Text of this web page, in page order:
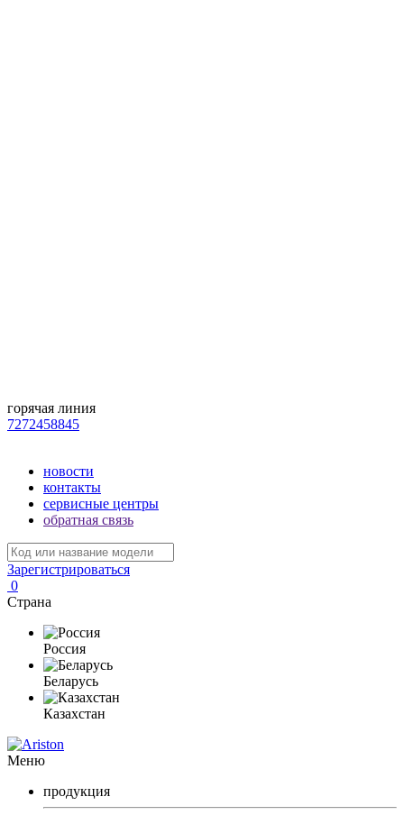
горячая линия
7272458845
новости
контакты
сервисные центры
обратная связь
Зарегистрироваться
0
Страна
Россия
Беларусь
Казахстан
Меню
продукция